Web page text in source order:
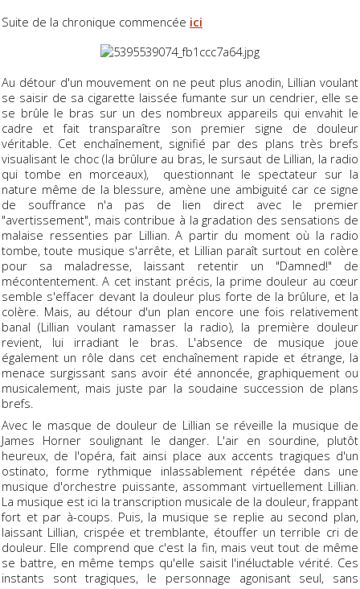
Suite de la chronique commencée ici
Au détour d'un mouvement on ne peut plus anodin, Lillian voulant
se saisir de sa cigarette laissée fumante sur un cendrier, elle se
se brûle le bras sur un des nombreux appareils qui envahit le
cadre et fait transparaître son premier signe de douleur
véritable. Cet enchaînement, signifié par des plans très brefs
visualisant le choc (la brûlure au bras, le sursaut de Lillian, la radio
qui tombe en morceaux), questionnant le spectateur sur la
nature même de la blessure, amène une ambiguité car ce signe
de souffrance n'a pas de lien direct avec le premier
"avertissement", mais contribue à la gradation des sensations de
malaise ressenties par Lillian. A partir du moment où la radio
tombe, toute musique s'arrête, et Lillian paraît surtout en colère
pour sa maladresse, laissant retentir un "Damned!" de
mécontentement. A cet instant précis, la prime douleur au cœur
semble s'effacer devant la douleur plus forte de la brûlure, et la
colère. Mais, au détour d'un plan encore une fois relativement
banal (Lillian voulant ramasser la radio), la première douleur
revient, lui irradiant le bras. L'absence de musique joue
également un rôle dans cet enchaînement rapide et étrange, la
menace surgissant sans avoir été annoncée, graphiquement ou
musicalement, mais juste par la soudaine succession de plans
brefs.
Avec le masque de douleur de Lillian se réveille la musique de
James Horner soulignant le danger. L'air en sourdine, plutôt
heureux, de l'opéra, fait ainsi place aux accents tragiques d'un
ostinato, forme rythmique inlassablement répétée dans une
musique d'orchestre puissante, assommant virtuellement Lillian.
La musique est ici la transcription musicale de la douleur, frappant
fort et par à-coups. Puis, la musique se replie au second plan,
laissant Lillian, crispée et tremblante, étouffer un terrible cri de
douleur. Elle comprend que c'est la fin, mais veut tout de même
se battre, en même temps qu'elle saisit l'inéluctable vérité. Ces
instants sont tragiques, le personnage agonisant seul, sans